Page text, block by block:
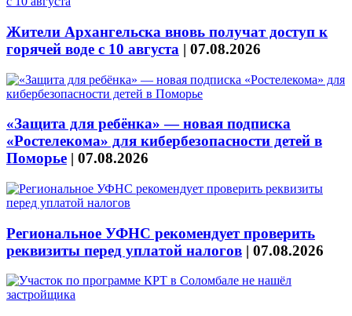
Жители Архангельска вновь получат доступ к
горячей воде с 10 августа | 07.08.2026
«Защита для ребёнка» — новая подписка
«Ростелекома» для кибербезопасности детей в
Поморье | 07.08.2026
Региональное УФНС рекомендует проверить
реквизиты перед уплатой налогов | 07.08.2026